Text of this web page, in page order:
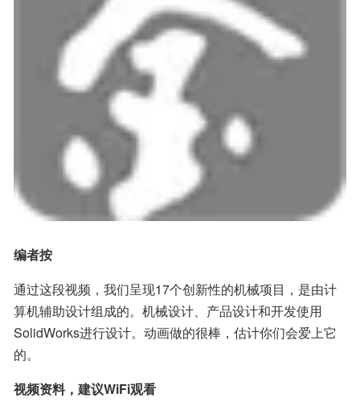
编者按
通过这段视频，我们呈现17个创新性的机械项目，是由计
算机辅助设计组成的。机械设计、产品设计和开发使用
SolidWorks进行设计。动画做的很棒，估计你们会爱上它
的。
视频资料，建议WiFi观看